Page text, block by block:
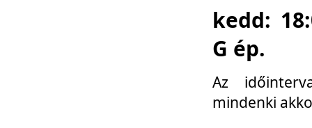
kedd:
G ép.
Az
mindenki